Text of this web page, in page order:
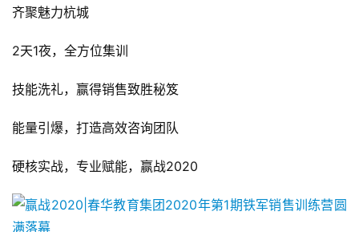
齐聚魅力杭城
2天1夜，全方位集训
技能洗礼，赢得销售致胜秘笈
能量引爆，打造高效咨询团队
硬核实战，专业赋能，赢战2020